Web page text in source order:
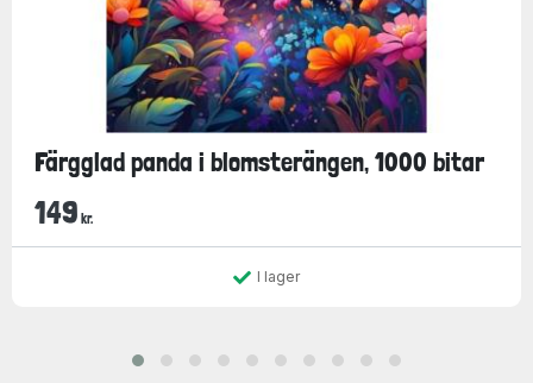
Färgglad panda i blomsterängen, 1000 bitar
149 kr.
I lager